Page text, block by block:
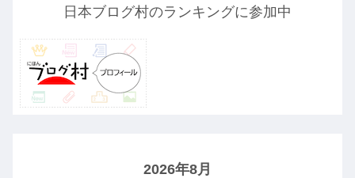
日本ブログ村のランキングに参加中
2026年8月